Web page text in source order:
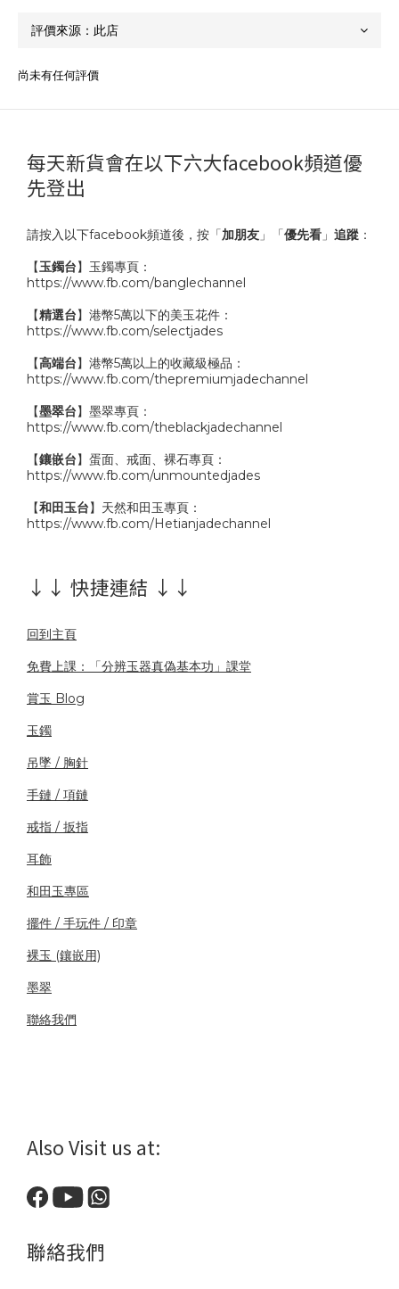
尚未有任何評價
每天新貨會在以下六大facebook頻道優
先登出
請按入以下facebook頻道後，按「加朋友 」「優先看 」 追蹤 ：
【玉鐲台】玉鐲專頁：
https://www.fb.com/banglechannel
【精選台】港幣5萬以下的美玉花件：
https://www.fb.com/selectjades
【高端台】港幣5萬以上的收藏級極品：
https://www.fb.com/thepremiumjadechannel
【墨翠台】墨翠專頁：
https://www.fb.com/theblackjadechannel
【鑲嵌台】蛋面、戒面、裸石專頁：
https://www.fb.com/unmountedjades
【和田玉台】天然和田玉專頁：
https://www.fb.com/Hetianjadechannel
↓↓ 快捷連結 ↓↓
回到主頁
免費上課：「分辨玉器真偽基本功」課堂
賞玉 Blog
玉鐲
吊墜 / 胸針
手鏈 / 項鏈
戒指 / 扳指
耳飾
和田玉專區
擺件 / 手玩件 / 印章
裸玉 (鑲嵌用)
墨翠
聯絡我們
Also Visit us at:
聯絡我們